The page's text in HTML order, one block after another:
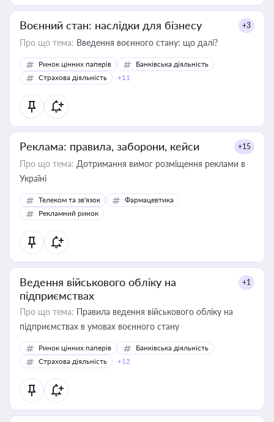
Воєнний стан: наслідки для бізнесу +3
Про що тема: Введення воєнного стану: що далі?
Ринок цінних паперів
Банківська діяльність
Страхова діяльність
+11
Реклама: правила, заборони, кейси +15
Про що тема: Дотримання вимог розміщення реклами в
Україні
Телеком та зв'язок
Фармацевтика
Рекламний ринок
Ведення військового обліку на
підприємствах
+1
Про що тема: Правила ведення військового обліку на
підприємствах в умовах воєнного стану
Ринок цінних паперів
Банківська діяльність
Страхова діяльність
+12